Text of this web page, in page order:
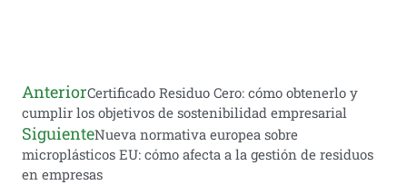
AnteriorCertificado Residuo Cero: cómo obtenerlo y
cumplir los objetivos de sostenibilidad empresarial
SiguienteNueva normativa europea sobre
microplásticos EU: cómo afecta a la gestión de residuos
en empresas